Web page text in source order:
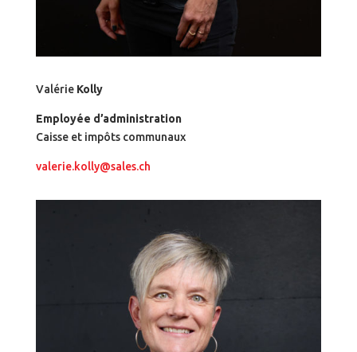
Valérie Kolly
Employée d’administration
Caisse et impôts communaux
valerie.kolly@sales.ch